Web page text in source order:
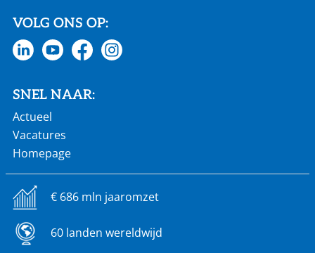
VOLG ONS OP:
SNEL NAAR:
Actueel
Vacatures
Homepage
€ 686 mln jaaromzet
60 landen wereldwijd